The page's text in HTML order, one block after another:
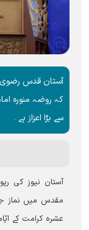
آستان قدس رضوی
کہ روضہ منورہ
سے بڑا اعزاز ہے ۔
آستان نیوز کی
مقدس میں نماز
عشرہ کرامت کے